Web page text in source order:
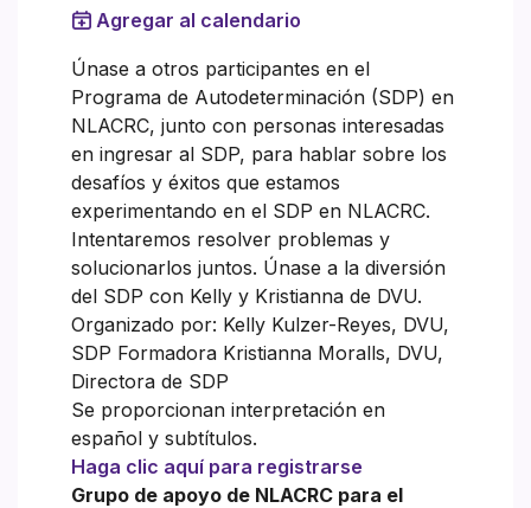
Agregar al calendario
Únase a otros participantes en el
Programa de Autodeterminación (SDP) en
NLACRC, junto con personas interesadas
en ingresar al SDP, para hablar sobre los
desafíos y éxitos que estamos
experimentando en el SDP en NLACRC.
Intentaremos resolver problemas y
solucionarlos juntos. Únase a la diversión
del SDP con Kelly y Kristianna de DVU.
Organizado por: Kelly Kulzer-Reyes, DVU,
SDP Formadora Kristianna Moralls, DVU,
Directora de SDP
Se proporcionan interpretación en
español y subtítulos.
Haga clic aquí para registrarse
Grupo de apoyo de NLACRC para el